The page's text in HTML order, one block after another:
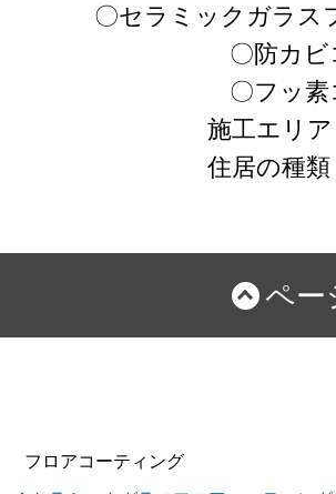
〇セラミックガラス
〇防カ
〇フッ
施工エリ
住居の種
ペー
フロアコーティング